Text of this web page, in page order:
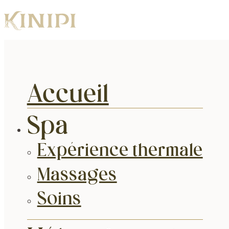
Accueil
Spa
Expérience thermale
Massages
Soins